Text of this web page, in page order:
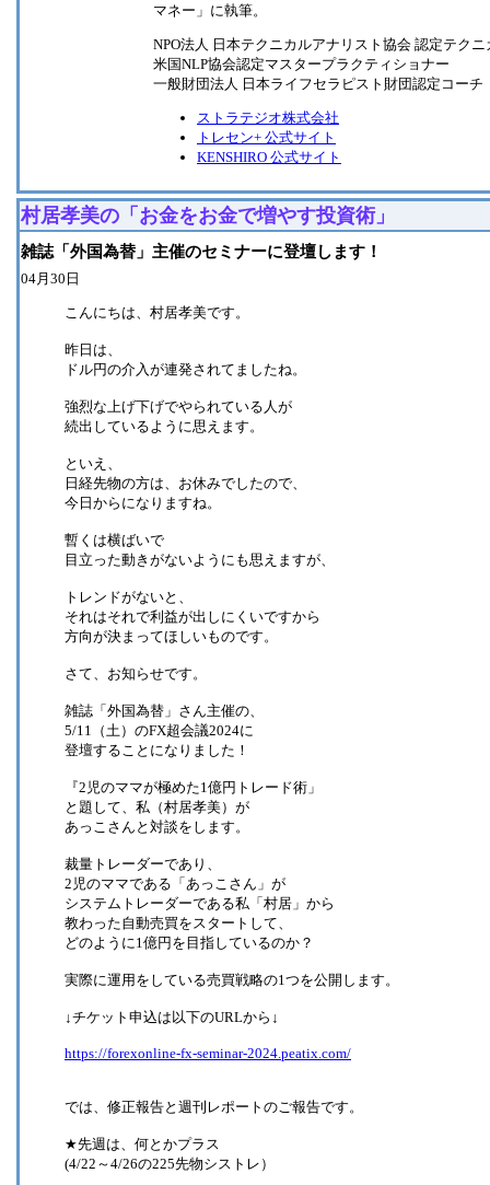
マネー」に執筆。
NPO法人 日本テクニカルアナリスト協会 認定テク
米国NLP協会認定マスタープラクティショナー
一般財団法人 日本ライフセラピスト財団認定コーチ
ストラテジオ株式会社
トレセン+ 公式サイト
KENSHIRO 公式サイト
村居孝美の「お金をお金で増やす投資術」
雑誌「外国為替」主催のセミナーに登壇します！
04月30日
こんにちは、村居孝美です。
昨日は、
ドル円の介入が連発されてましたね。
強烈な上げ下げでやられている人が
続出しているように思えます。
といえ、
日経先物の方は、お休みでしたので、
今日からになりますね。
暫くは横ばいで
目立った動きがないようにも思えますが、
トレンドがないと、
それはそれで利益が出しにくいですから
方向が決まってほしいものです。
さて、お知らせです。
雑誌「外国為替」さん主催の、
5/11（土）のFX超会議2024に
登壇することになりました！
『2児のママが極めた1億円トレード術」
と題して、私（村居孝美）が
あっこさんと対談をします。
裁量トレーダーであり、
2児のママである「あっこさん」が
システムトレーダーである私「村居」から
教わった自動売買をスタートして、
どのように1億円を目指しているのか？
実際に運用をしている売買戦略の1つを公開します。
↓チケット申込は以下のURLから↓
https://forexonline-fx-seminar-2024.peatix.com/
では、修正報告と週刊レポートのご報告です。
★先週は、何とかプラス
(4/22～4/26の225先物シストレ）